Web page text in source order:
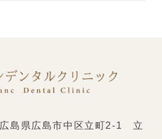
広島県広島市中区立町2-1 立